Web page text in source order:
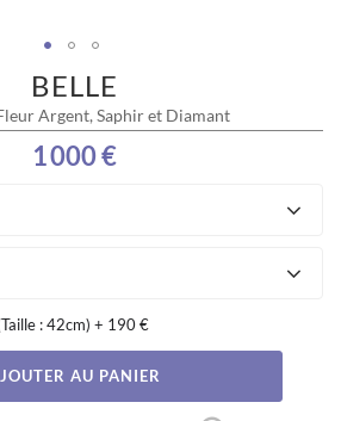
BELLE
Argent, Saphir et Diamant
1 000 €
: 42cm) + 190 €
AU PANIER